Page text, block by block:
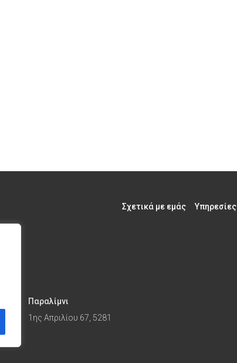
Σχετικά με εμάς Υπηρεσίες
Παραλίμνι
1ης Απριλίου 67, 5281